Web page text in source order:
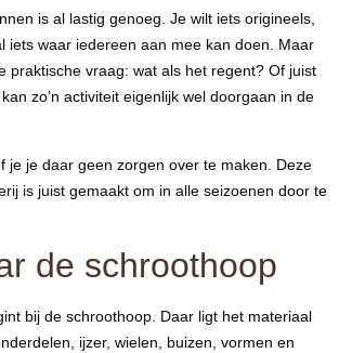
is al lastig genoeg. Je wilt iets origineels,
iets waar iedereen aan mee kan doen. Maar
praktische vraag: wat als het regent? Of juist
zo’n activiteit eigenlijk wel doorgaan in de
je je daar geen zorgen over te maken. Deze
is juist gemaakt om in alle seizoenen door te
de schroothoop
bij de schroothoop. Daar ligt het materiaal
ijzer, wielen, buizen, vormen en